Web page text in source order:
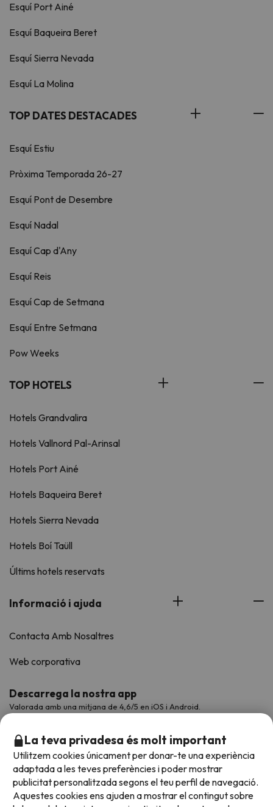
Esquí Port Ainé
Esquí Baqueira Beret
Esquí Sierra Nevada
Esquí La Molina
TOP DATES DESTACADES
Esquí Estiu
Pròxima Temporada 26-27
Esquí Pont de Desembre
Esquí Nadal
Esquí Cap d'Any
Esquí Reis
Esquí Cap de Setmana
Esquí Entre Setmana
Pow Weeks
TOP HOTELS
Hotels Grandvalira
Hotels Vallnord Pal-Arinsal
Hotels Port Ainé
Hotels Baqueira Beret
Hotels Sierra Nevada
Hotels Boí Taüll
Últims hotels reservats
Informació i ajuda
Contacta Amb Nosaltres
Web corporativa
Descarrega la nostra app
Valorada amb una mitjana de 4,6/5 en iOS i Android.
La teva privadesa és molt important
Utilitzem cookies únicament per donar-te una experiència
adaptada a les teves preferències i poder mostrar
publicitat personalitzada segons el teu perfil de navegació.
Aquestes cookies ens ajuden a mostrar el contingut sobre